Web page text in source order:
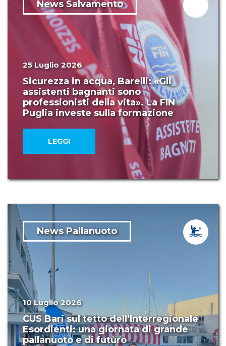
News Salvamento
25 Luglio 2026
Sicurezza in acqua, Barelli: «Gli
assistenti bagnanti sono
professionisti della vita». La FIN
Puglia investe sulla formazione
LEGGI
News Pallanuoto
10 Luglio 2026
CUS Bari sul tetto dell’Interregionale
Esordienti: una giornata di grande
pallanuoto e di futuro